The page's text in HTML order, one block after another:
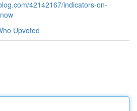
42142167/indicators-on-
Upvoted